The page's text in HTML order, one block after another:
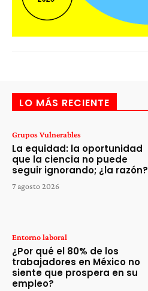
LO MÁS RECIENTE
Grupos Vulnerables
La equidad: la oportunidad
que la ciencia no puede
seguir ignorando; ¿la razón?
7 agosto 2026
Entorno laboral
¿Por qué el 80% de los
trabajadores en México no
siente que prospera en su
empleo?